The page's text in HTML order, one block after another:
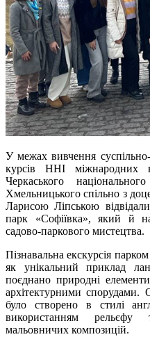
У межах вивчення
курсів ННІ міжнародних
Черкаського
Хмельницького спільно з
Ларисою Ліпською
парк «Софіївка», який й
садово-паркового мистецтва.
Пізнавальна екскурсія
як унікальний приклад
поєднано природні
архітектурними
було створено в стилі
використанням
мальовничих композицій.